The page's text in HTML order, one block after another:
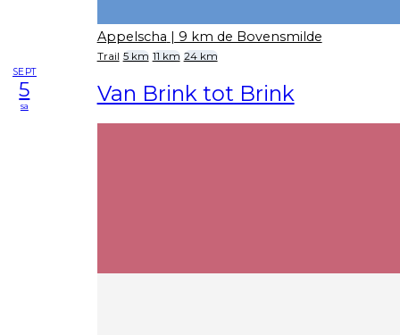
Appelscha | 9 km de Bovensmilde
Trail 5 km 11 km 24 km
SEPT
5
sa Van Brink tot Brink